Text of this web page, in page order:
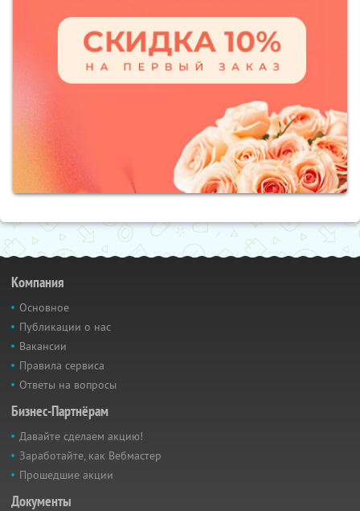
Компания
Основное
Публикации о нас
Вакансии
Правила сервиса
Ответы на вопросы
Бизнес-Партнёрам
Давайте сделаем акцию!
Заработайте, как Вебмастер
Прошедшие акции
Документы